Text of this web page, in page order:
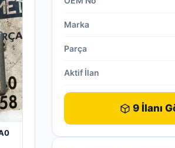
Marka
Parça
Aktif İlan
9 İlanı